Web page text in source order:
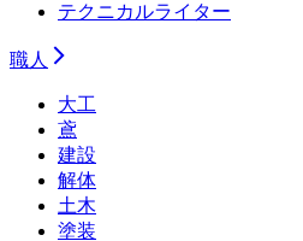
テクニカルライター
職人
大工
鳶
建設
解体
土木
塗装